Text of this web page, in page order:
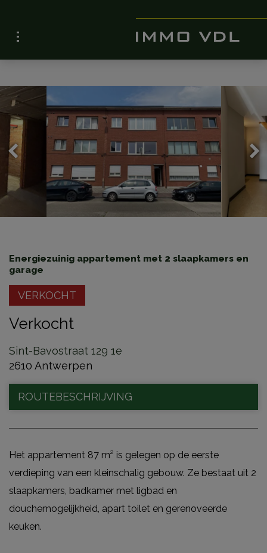
Energiezuinig appartement met 2 slaapkamers en
garage
VERKOCHT
Verkocht
Sint-Bavostraat 129 1e
2610 Antwerpen
ROUTEBESCHRIJVING
Het appartement 87 m² is gelegen op de eerste
verdieping van een kleinschalig gebouw. Ze bestaat uit 2
slaapkamers, badkamer met ligbad en
douchemogelijkheid, apart toilet en gerenoveerde
keuken.